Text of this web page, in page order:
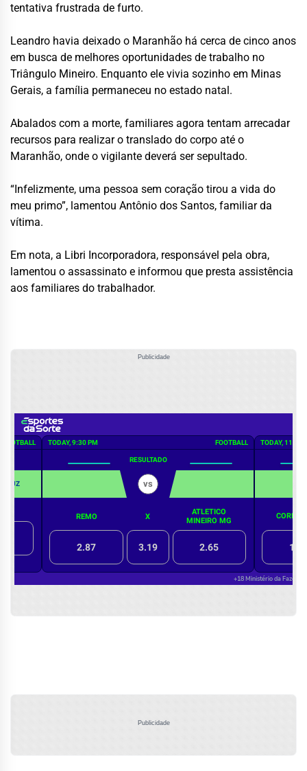
tentativa frustrada de furto.
Leandro havia deixado o Maranhão há cerca de cinco anos
em busca de melhores oportunidades de trabalho no
Triângulo Mineiro. Enquanto ele vivia sozinho em Minas
Gerais, a família permaneceu no estado natal.
Abalados com a morte, familiares agora tentam arrecadar
recursos para realizar o translado do corpo até o
Maranhão, onde o vigilante deverá ser sepultado.
“Infelizmente, uma pessoa sem coração tirou a vida do
meu primo”, lamentou Antônio dos Santos, familiar da
vítima.
Em nota, a Libri Incorporadora, responsável pela obra,
lamentou o assassinato e informou que presta assistência
aos familiares do trabalhador.
Publicidade
Publicidade